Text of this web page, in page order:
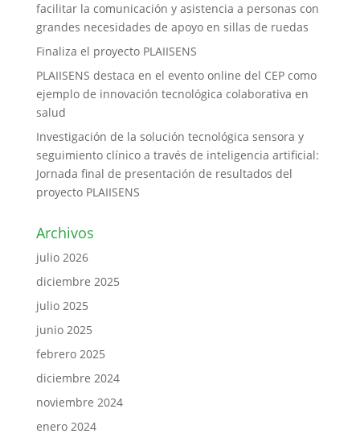
facilitar la comunicación y asistencia a personas con
grandes necesidades de apoyo en sillas de ruedas
Finaliza el proyecto PLAIISENS
PLAIISENS destaca en el evento online del CEP como
ejemplo de innovación tecnológica colaborativa en
salud
Investigación de la solución tecnológica sensora y
seguimiento clínico a través de inteligencia artificial:
Jornada final de presentación de resultados del
proyecto PLAIISENS
Archivos
julio 2026
diciembre 2025
julio 2025
junio 2025
febrero 2025
diciembre 2024
noviembre 2024
enero 2024